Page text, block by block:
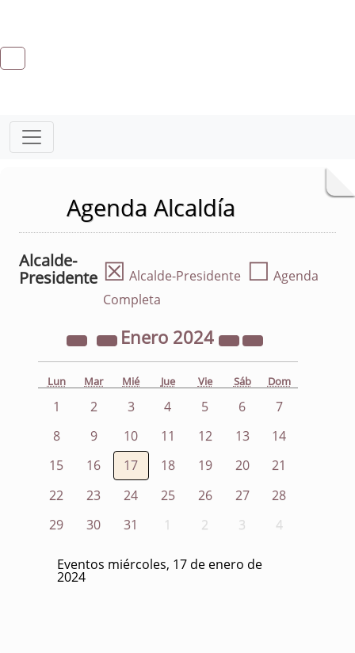
Agenda Alcaldía
Alcalde-
Presidente ☒ Alcalde-Presidente ☐ Agenda
Completa
Enero 2024
Lun Mar Mié Jue Vie Sáb Dom
1 2 3 4 5 6
7
8
9 10 11 12 13
14
15
16 17 18 19 20
21
22
23 24 25 26 27
28
29
30 31 1 2 3 4
Eventos miércoles, 17 de enero de
2024